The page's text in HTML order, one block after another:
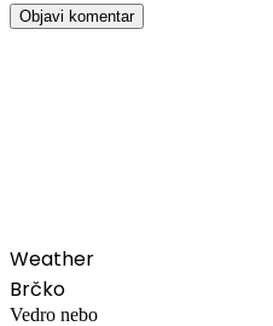
Weather
Brčko
Vedro nebo